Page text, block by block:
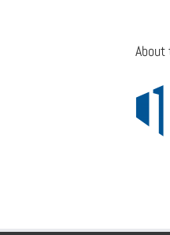
About